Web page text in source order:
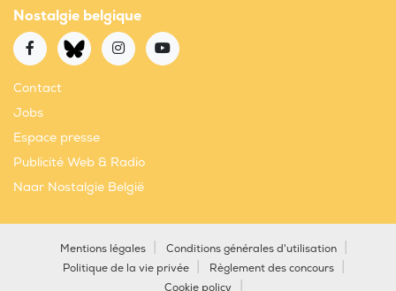
Nostalgie belgique
Contact
Jobs
Espace presse
Publicité Web & Radio
Naar Nostalgie België
Mentions légales
Conditions générales d'utilisation
Politique de la vie privée
Règlement des concours
Cookie policy